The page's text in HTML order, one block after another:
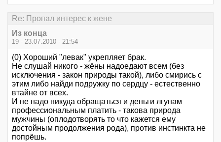
Re: Пропал интерес к жене
Из конца
19 - 23.07.2010 - 21:54
(0) Хороший "левак" укрепляет брак.
Не слушай никого - жёны надоедают всем (без
исключения - закон природы такой), либо смирись с
этим либо найди подружку по сердцу - естественно
втайне от всех.
И не надо никуда обращаться и деньги лгунам
профессиональным платить - такова природа
мужчины (оплодотворять то что кажется ему
достойным продолжения рода), против инстинкта не
попрёшь.